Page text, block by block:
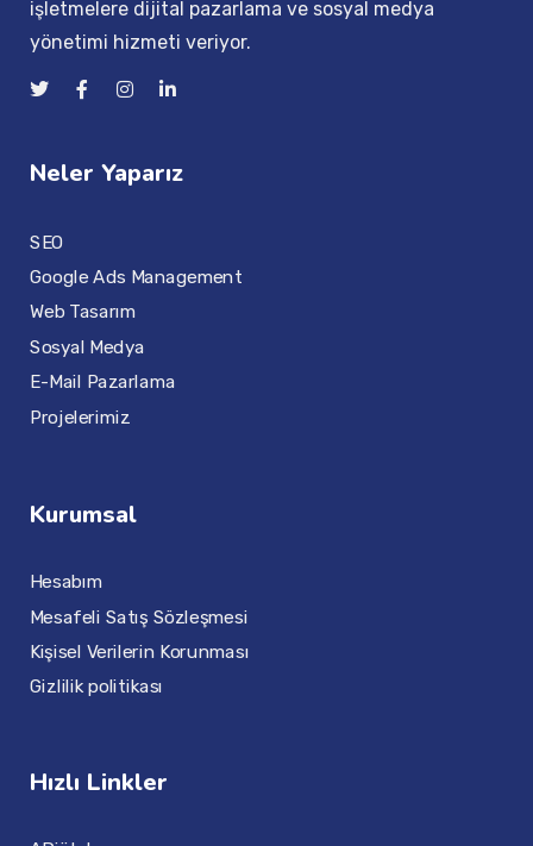
işletmelere dijital pazarlama ve sosyal medya
yönetimi hizmeti veriyor.
Neler Yaparız
SEO
Google Ads Management
Web Tasarım
Sosyal Medya
E-Mail Pazarlama
Projelerimiz
Kurumsal
Hesabım
Mesafeli Satış Sözleşmesi
Kişisel Verilerin Korunması
Gizlilik politikası
Hızlı Linkler